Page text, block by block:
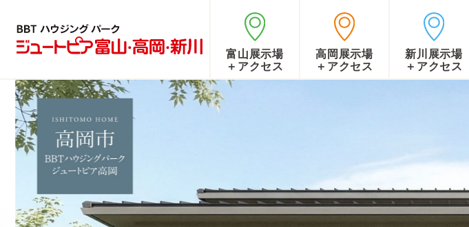
富山展示場
＋アクセス
高岡展示場
＋アクセス
新川展示場
＋アクセス